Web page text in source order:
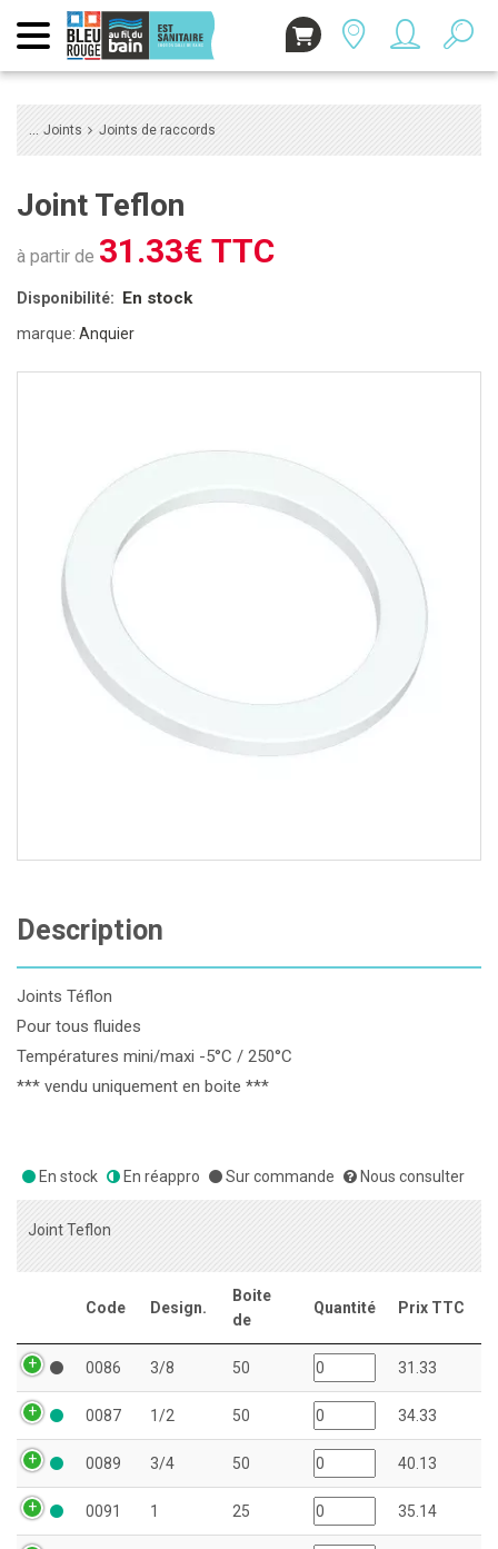
Joints Joints de raccords
Joint Teflon
à partir de 31.33€ TTC
Disponibilité: En stock
marque: Anquier
Description
Joints Téflon
Pour tous fluides
Températures mini/maxi -5°C / 250°C
*** vendu uniquement en boite ***
En stock En réappro Sur commande Nous consulter
Joint Teflon
Code Design.
Boite
de
Quantité Prix TTC
0086 3/8 50 31.33
0087 1/2 50 34.33
0089 3/4 50 40.13
0091 1 25 35.14